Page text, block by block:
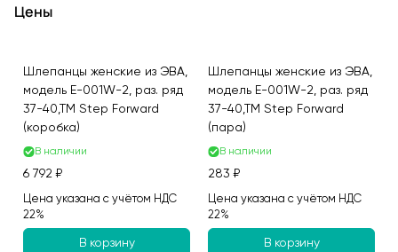
Цены
Шлепанцы женские из ЭВА,
модель E-001W-2, раз. ряд
37-40,ТМ Step Forward
(коробка)
В наличии
6 792 ₽
Цена указана с учётом НДС
22%
В корзину
Шлепанцы женские из ЭВА,
модель E-001W-2, раз. ряд
37-40,ТМ Step Forward
(пара)
В наличии
283 ₽
Цена указана с учётом НДС
22%
В корзину